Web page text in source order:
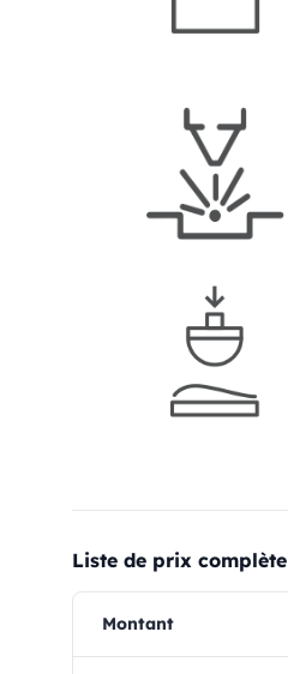
Liste de prix complète
Montant